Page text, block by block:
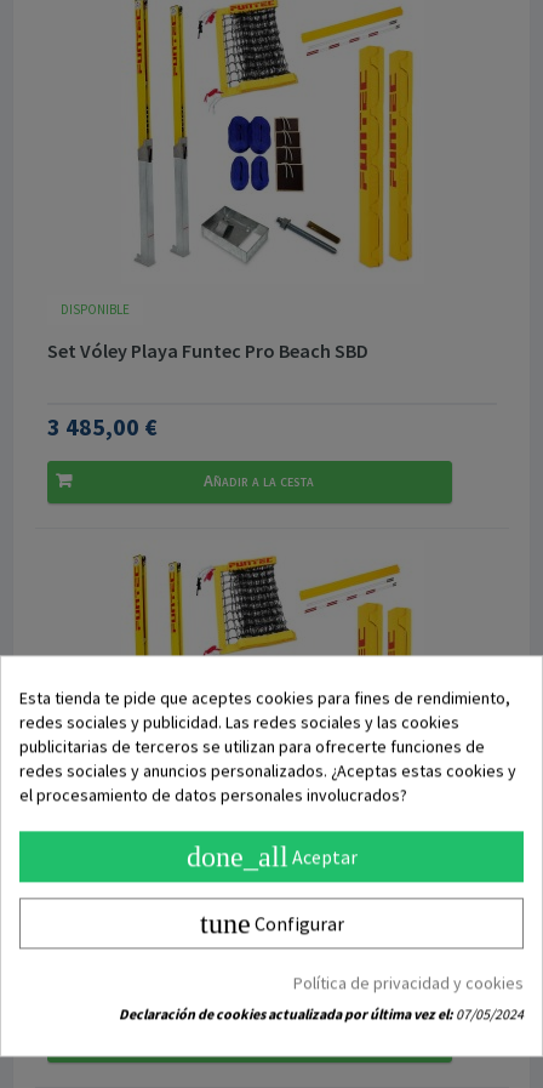
DISPONIBLE
Set Vóley Playa Funtec Pro Beach SBD
3 485,00 €
Añadir a la cesta
Set Vóley Playa Funtec Pro Beach SCB
Esta tienda te pide que aceptes cookies para fines de rendimiento,
redes sociales y publicidad. Las redes sociales y las cookies
publicitarias de terceros se utilizan para ofrecerte funciones de
redes sociales y anuncios personalizados. ¿Aceptas estas cookies y
el procesamiento de datos personales involucrados?
done_all Aceptar
tune Configurar
Política de privacidad y cookies
Declaración de cookies actualizada por última vez el: 07/05/2024